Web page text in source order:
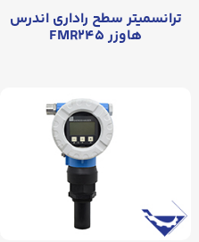
ترانسمیتر سطح راداری اندرس
هاوزر FMR۲۴۵